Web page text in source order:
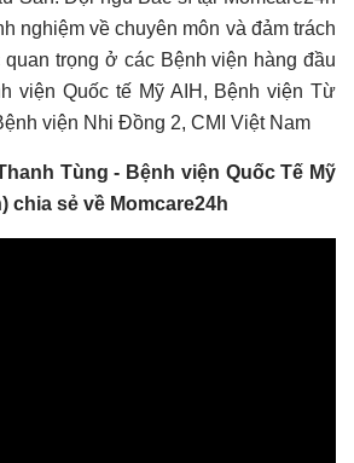
nghiệm về chuyên môn và đảm trách
trọng ở các Bệnh viện hàng đầu
viện Quốc tế Mỹ AIH, Bệnh viện Từ
viện Nhi Đồng 2, CMI Việt Nam
Tùng - Bệnh viện Quốc Tế Mỹ
chia sẻ về Momcare24h